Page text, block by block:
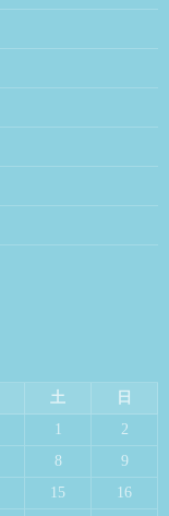
土 日
1
2
8
9
15
16